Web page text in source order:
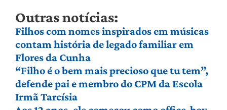
Outras notícias:
Filhos com nomes inspirados em músicas
contam história de legado familiar em
Flores da Cunha
“Filho é o bem mais precioso que tu tem”,
defende pai e membro do CPM da Escola
Irmã Tarcísia